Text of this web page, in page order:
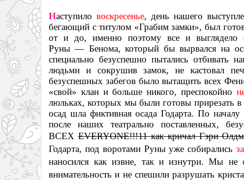
Наступило воскресенье, день нашего
бегающий с титулом «Грабим замки», был
от и до, именно поэтому все и выглядело
Руны— Бенома, который бы вырвался на
специально безуспешно пытались отбивать
людьми и сокрушив замок, не кастовал
безуспешных забегов было вытащить всех
«свой» клан и больше никого, преспокойно
люльках, которых мы были готовы прирезать
осад шла фиктивная осада Годарта. По
после наших театрально поставленных,
ВСЕХEVERYONE!!!11 как кричал Гэри
Годарта, под воротами Руны уже собирались
наносился как извне, так и изнутри. Мы не
внимательность и не спешили разрушать